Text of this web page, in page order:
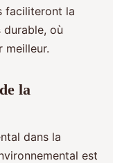
faciliteront la
où
meilleur.
la
dans la
est